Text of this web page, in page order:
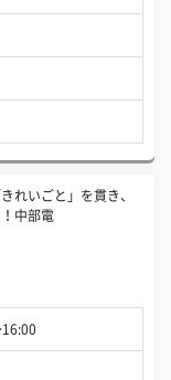
れいごと」を貫き、
中部電